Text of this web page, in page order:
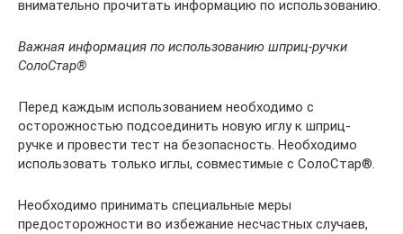
внимательно прочитать информацию по использованию.
Важная информация по использованию шприц-ручки
СолоСтар®
Перед каждым использованием необходимо с
осторожностью подсоединить новую иглу к шприц-
ручке и провести тест на безопасность. Необходимо
использовать только иглы, совместимые с СолоСтар®.
Необходимо принимать специальные меры
предосторожности во избежание несчастных случаев,